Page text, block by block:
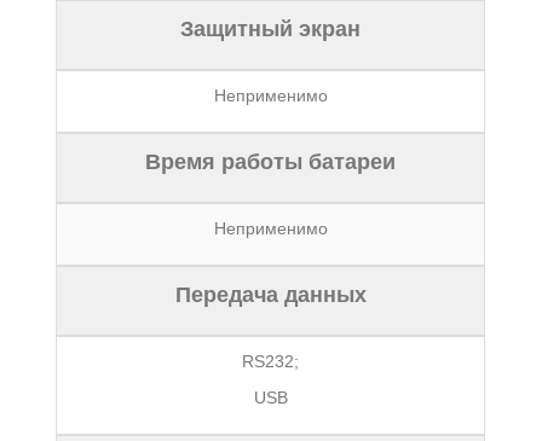
Защитный экран
Неприменимо
Время работы батареи
Неприменимо
Передача данных
RS232;
USB